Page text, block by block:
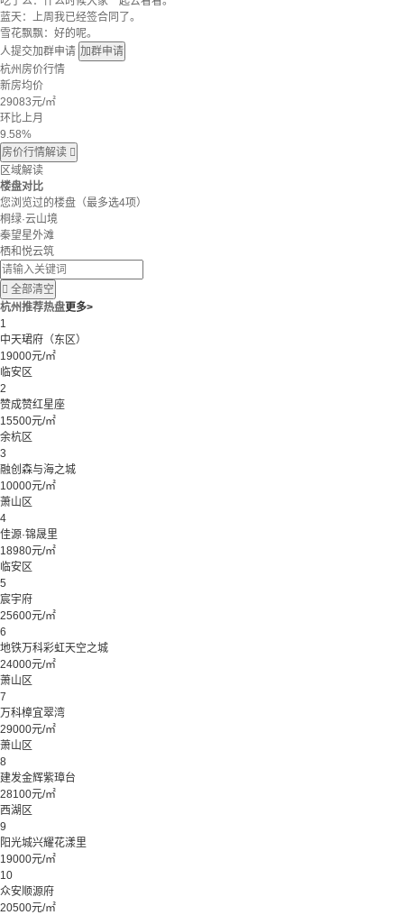
蓝天：上周我已经签合同了。
雪花飘飘：好的呢。
人提交加群申请 加群申请
杭州房价行情
新房均价
29083元/㎡
环比上月
9.58%
房价行情解读 
区域解读
楼盘对比
您浏览过的楼盘 （最多选4项）
桐绿·云山境
秦望星外滩
栖和悦云筑
 全部清空
杭州推荐热盘更多>
1
中天珺府（东区）
19000元/㎡
临安区
2
赞成赞红星座
15500元/㎡
余杭区
3
融创森与海之城
10000元/㎡
萧山区
4
佳源·锦晟里
18980元/㎡
临安区
5
宸宇府
25600元/㎡
6
地铁万科彩虹天空之城
24000元/㎡
萧山区
7
万科樟宜翠湾
29000元/㎡
萧山区
8
建发金辉紫璋台
28100元/㎡
西湖区
9
阳光城兴耀花漾里
19000元/㎡
10
众安顺源府
20500元/㎡